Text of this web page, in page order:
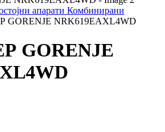
апарати Комбинирани
NRK619EAXL4WD
GORENJE